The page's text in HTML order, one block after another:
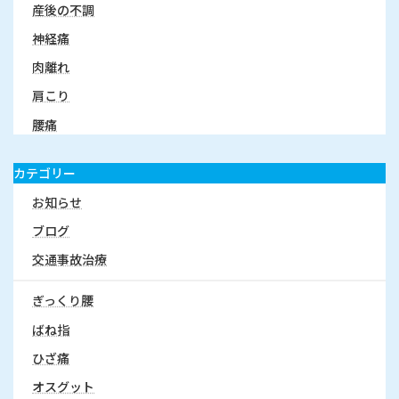
産後の不調
神経痛
肉離れ
肩こり
腰痛
カテゴリー
お知らせ
ブログ
交通事故治療
ぎっくり腰
ばね指
ひざ痛
オスグット